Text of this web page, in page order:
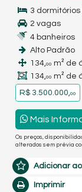
3 dormitórios
2 vagas
4 banheiros
Alto Padrão
134,00 m² de
134,00 m² de
R$ 3.500.000,00
Mais
Os preços,
alterados sem prévia
Adicionar
Imprimir